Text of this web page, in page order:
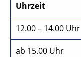
Uhrzeit
12.00 – 14.00 Uhr
ab 15.00 Uhr